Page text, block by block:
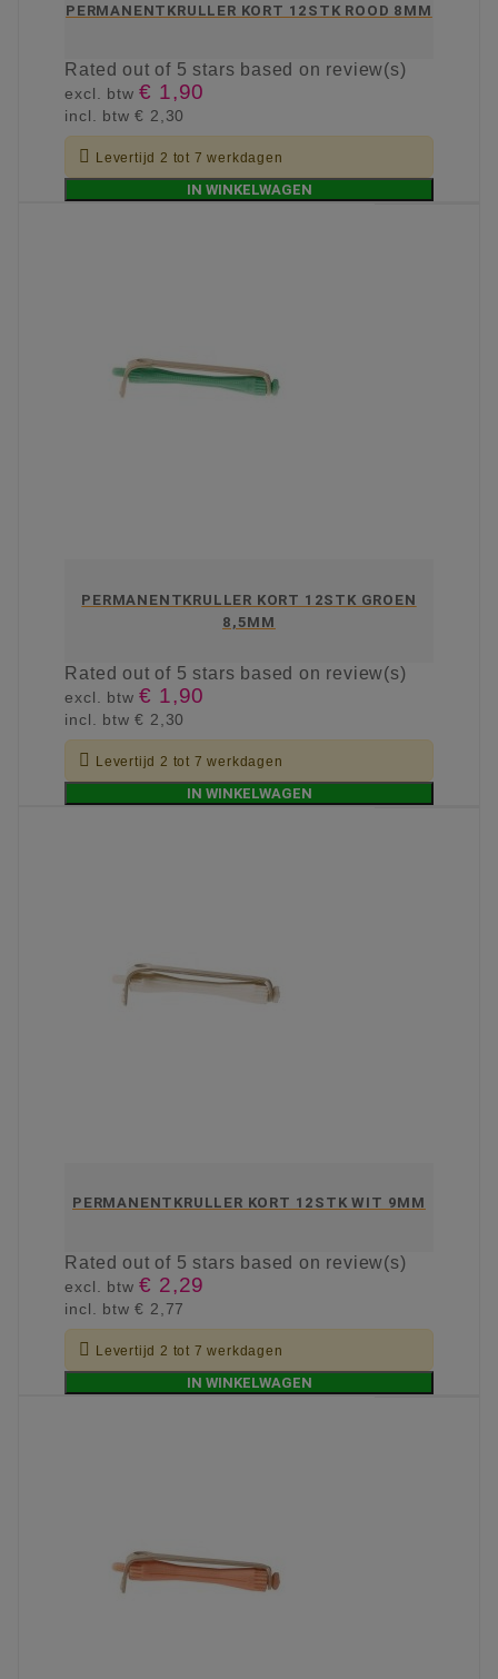
PERMANENTKRULLER KORT 12STK ROOD 8MM
Ratedout of 5 stars based on review(s)
excl. btw€ 1,90
incl. btw€ 2,30
 Levertijd 2 tot 7 werkdagen
IN WINKELWAGEN
PERMANENTKRULLER KORT 12STK GROEN
8,5MM
Ratedout of 5 stars based on review(s)
excl. btw€ 1,90
incl. btw€ 2,30
 Levertijd 2 tot 7 werkdagen
IN WINKELWAGEN
PERMANENTKRULLER KORT 12STK WIT 9MM
Ratedout of 5 stars based on review(s)
excl. btw€ 2,29
incl. btw€ 2,77
 Levertijd 2 tot 7 werkdagen
IN WINKELWAGEN